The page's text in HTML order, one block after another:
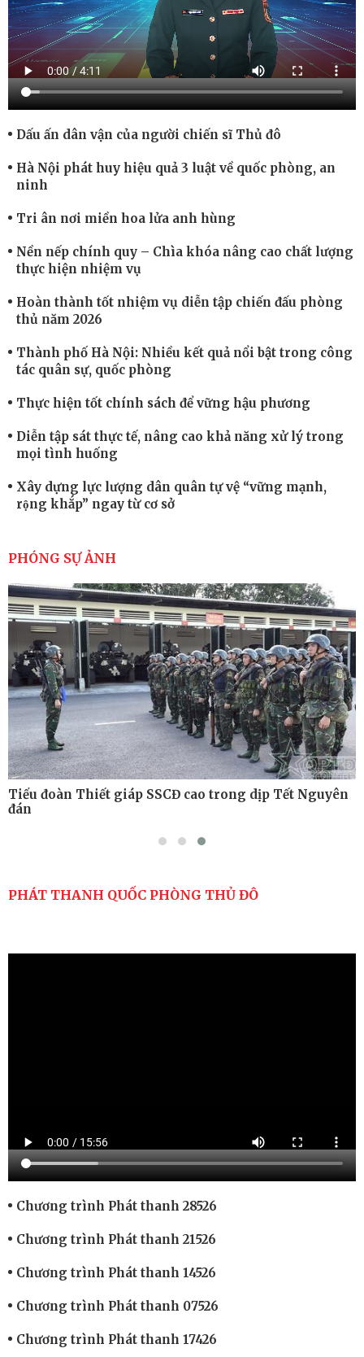
Dấu ấn dân vận của người chiến sĩ Thủ đô
Hà Nội phát huy hiệu quả 3 luật về quốc phòng, an
ninh
Tri ân nơi miền hoa lửa anh hùng
Nền nếp chính quy – Chìa khóa nâng cao chất lượng
thực hiện nhiệm vụ
Hoàn thành tốt nhiệm vụ diễn tập chiến đấu phòng
thủ năm 2026
Thành phố Hà Nội: Nhiều kết quả nổi bật trong công
tác quân sự, quốc phòng
Thực hiện tốt chính sách để vững hậu phương
Diễn tập sát thực tế, nâng cao khả năng xử lý trong
mọi tình huống
Xây dựng lực lượng dân quân tự vệ “vững mạnh,
rộng khắp” ngay từ cơ sở
cao sức mạnh chiến đấu
Tiểu đoàn Thiết giáp hoàn thành tốt diễn tập chiến
thuật có bắn đạn thật
Nơi sinh viên rèn ý trí, luyện kỹ năng
PHÓNG SỰ ẢNH
Tiểu đoàn Thiết giáp SSCĐ cao trong dịp Tết Nguyên
đán
PHÁT THANH QUỐC PHÒNG THỦ ĐÔ
Chương trình Phát thanh 28526
Chương trình Phát thanh 21526
Chương trình Phát thanh 14526
Chương trình Phát thanh 07526
Chương trình Phát thanh 17426